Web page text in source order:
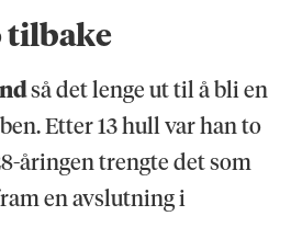
tilbake
så det lenge ut til å bli en
Etter 13 hull var han to
åringen trengte det som
en avslutning i